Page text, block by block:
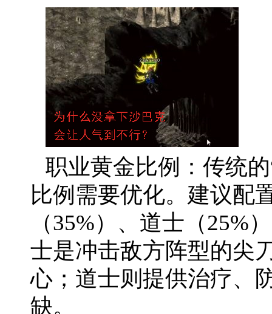
职业黄金比例：传统
比例需要优化。建议配
（35%）、道士（25%
士是冲击敌方阵型的尖
心；道士则提供治疗、
缺。